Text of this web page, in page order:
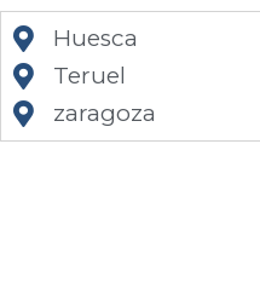
Huesca
Teruel
zaragoza